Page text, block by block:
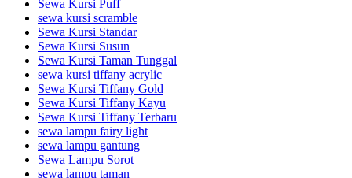
Sewa Kursi Puff
sewa kursi scramble
Sewa Kursi Standar
Sewa Kursi Susun
Sewa Kursi Taman Tunggal
sewa kursi tiffany acrylic
Sewa Kursi Tiffany Gold
Sewa Kursi Tiffany Kayu
Sewa Kursi Tiffany Terbaru
sewa lampu fairy light
sewa lampu gantung
Sewa Lampu Sorot
sewa lampu taman